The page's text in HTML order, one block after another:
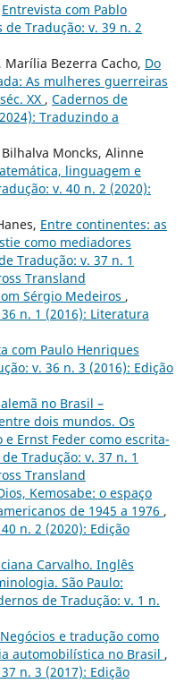
Entrevista com Pablo
de Tradução: v. 39 n. 2
Bezerra Cacho, Do
As mulheres guerreiras
XX , Cadernos de
Traduzindo a
Moncks, Alinne
linguagem e
v. 40 n. 2 (2020):
Entre continentes: as
como mediadores
Tradução: v. 37 n. 1
Transland
Sérgio Medeiros ,
n. 1 (2016): Literatura
com Paulo Henriques
v. 36 n. 3 (2016): Edição
no Brasil –
dois mundos. Os
Ernst Feder como escrita-
Tradução: v. 37 n. 1
Transland
Kemosabe: o espaço
de 1945 a 1976 ,
n. 2 (2020): Edição
Carvalho. Inglês
São Paulo:
de Tradução: v. 1 n.
Negócios e tradução como
automobilística no Brasil ,
n. 3 (2017): Edição